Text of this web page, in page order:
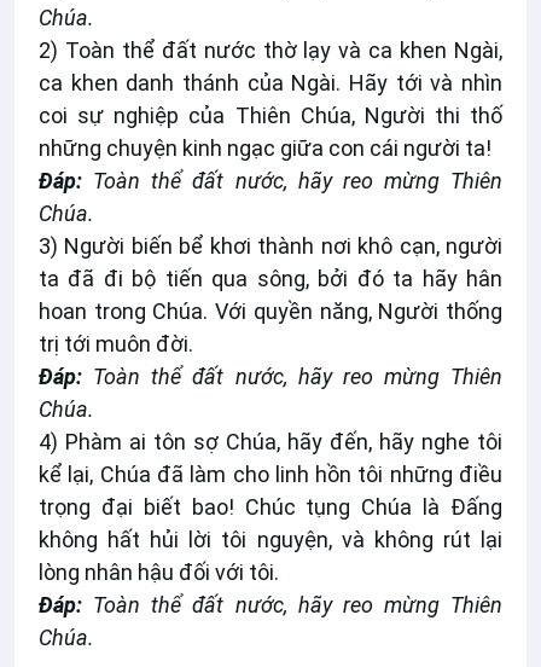
Chúa.
2) Toàn thể đất nước thờ lạy và ca khen Ngài,
ca khen danh thánh của Ngài. Hãy tới và nhìn
coi sự nghiệp của Thiên Chúa, Người thi thố
những chuyện kinh ngạc giữa con cái người ta!
Ðáp: Toàn thể đất nước, hãy reo mừng Thiên
Chúa.
3) Người biến bể khơi thành nơi khô cạn, người
ta đã đi bộ tiến qua sông, bởi đó ta hãy hân
hoan trong Chúa. Với quyền năng, Người thống
trị tới muôn đời.
Ðáp: Toàn thể đất nước, hãy reo mừng Thiên
Chúa.
4) Phàm ai tôn sợ Chúa, hãy đến, hãy nghe tôi
kể lại, Chúa đã làm cho linh hồn tôi những điều
trọng đại biết bao! Chúc tụng Chúa là Ðấng
không hất hủi lời tôi nguyện, và không rút lại
lòng nhân hậu đối với tôi.
Ðáp: Toàn thể đất nước, hãy reo mừng Thiên
Chúa.